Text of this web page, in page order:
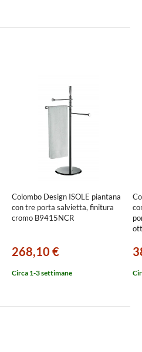
Colombo Design ISOLE piantana
con tre porta salvietta, finitura
cromo B9415NCR
268,10 €
Circa 1-3 settimane